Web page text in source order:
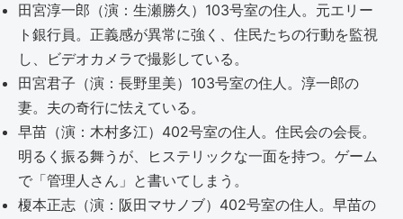
田宮淳一郎（演：生瀬勝久）103号室の住人。元エリー
ト銀行員。正義感が異常に強く、住民たちの行動を監視
し、ビデオカメラで撮影している。
田宮君子（演：長野里美）103号室の住人。淳一郎の
妻。夫の奇行に怯えている。
早苗（演：木村多江）402号室の住人。住民会の会長。
明るく振る舞うが、ヒステリックな一面を持つ。ゲーム
で「管理人さん」と書いてしまう。
榎本正志（演：阪田マサノブ）402号室の住人。早苗の